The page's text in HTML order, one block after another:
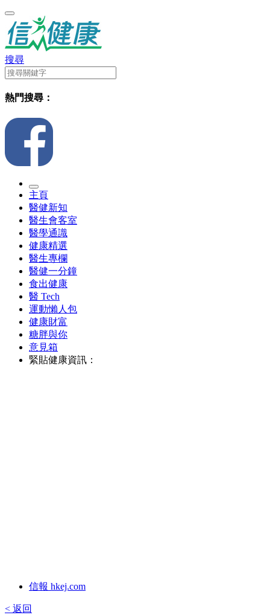
搜尋
熱門搜尋：
主頁
醫健新知
醫生會客室
醫學通識
健康精選
醫生專欄
醫健一分鐘
食出健康
醫 Tech
運動懶人包
健康財富
糖胖與你
意見箱
緊貼健康資訊：
信報 hkej.com
< 返回